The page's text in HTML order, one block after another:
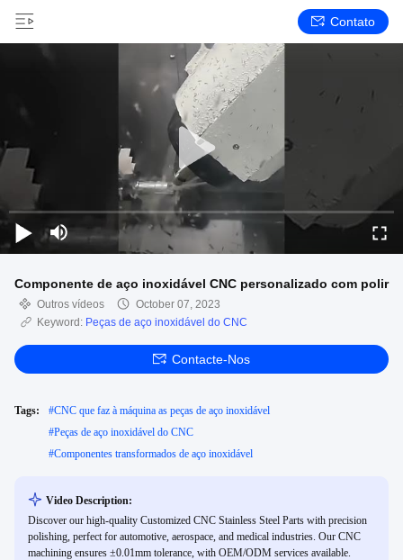
Contato
Componente de aço inoxidável CNC personalizado com polir
Outros vídeos
October 07, 2023
Keyword: Peças de aço inoxidável do CNC
Contacte-Nos
Tags: #CNC que faz à máquina as peças de aço inoxidável
#Peças de aço inoxidável do CNC
#Componentes transformados de aço inoxidável
Video Description:
Discover our high-quality Customized CNC Stainless Steel Parts with precision
polishing, perfect for automotive, aerospace, and medical industries. Our CNC
machining ensures ±0.01mm tolerance, with OEM/ODM services available.